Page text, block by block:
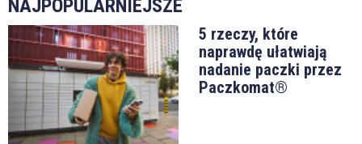
NAJPOPULARNIEJSZE
5 rzeczy, które
naprawdę ułatwiają
nadanie paczki przez
Paczkomat®